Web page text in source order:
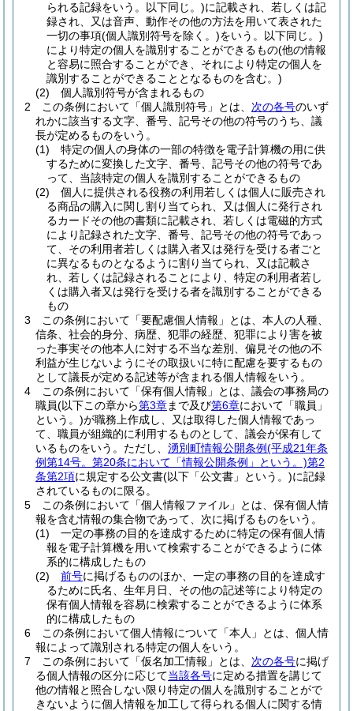
られる記録をいう。以下同じ。)に記載され、若しくは記
録され、又は音声、動作その他の方法を用いて表された
一切の事項(個人識別符号を除く。)をいう。以下同じ。)
により特定の個人を識別することができるもの(他の情報
と容易に照合することができ、それにより特定の個人を
識別することができることとなるものを含む。)
(2)
個人識別符号が含まれるもの
2
この条例において「個人識別符号」とは、 次の各号のいず
れかに該当する文字、番号、記号その他の符号のうち、議
長が定めるものをいう。
(1)
特定の個人の身体の一部の特徴を電子計算機の用に供
するために変換した文字、番号、記号その他の符号であ
って、当該特定の個人を識別することができるもの
(2)
個人に提供される役務の利用若しくは個人に販売され
る商品の購入に関し割り当てられ、又は個人に発行され
るカードその他の書類に記載され、若しくは電磁的方式
により記録された文字、番号、記号その他の符号であっ
て、その利用者若しくは購入者又は発行を受ける者ごと
に異なるものとなるように割り当てられ、又は記載さ
れ、若しくは記録されることにより、特定の利用者若し
くは購入者又は発行を受ける者を識別することができる
もの
3
この条例において「要配慮個人情報」とは、本人の人種、
信条、社会的身分、病歴、犯罪の経歴、犯罪により害を被
った事実その他本人に対する不当な差別、偏見その他の不
利益が生じないようにその取扱いに特に配慮を要するもの
として議長が定める記述等が含まれる個人情報をいう。
4
この条例において「保有個人情報」とは、議会の事務局の
職員(以下この章から第3章まで及び第6章において「職員」
という。)が職務上作成し、又は取得した個人情報であっ
て、職員が組織的に利用するものとして、議会が保有して
いるものをいう。 ただし、 湧別町情報公開条例(平成21年条
例第14号。第20条において「情報公開条例」という。)第2
条第2項に規定する公文書(以下「公文書」という。)に記録
されているものに限る。
5
この条例において「個人情報ファイル」とは、保有個人情
報を含む情報の集合物であって、次に掲げるものをいう。
(1)
一定の事務の目的を達成するために特定の保有個人情
報を電子計算機を用いて検索することができるように体
系的に構成したもの
(2)
前号に掲げるもののほか、一定の事務の目的を達成す
るために氏名、生年月日、その他の記述等により特定の
保有個人情報を容易に検索することができるように体系
的に構成したもの
6
この条例において個人情報について「本人」とは、個人情
報によって識別される特定の個人をいう。
7
この条例において「仮名加工情報」とは、 次の各号に掲げ
る個人情報の区分に応じて当該各号に定める措置を講じて
他の情報と照合しない限り特定の個人を識別することがで
きないように個人情報を加工して得られる個人に関する情